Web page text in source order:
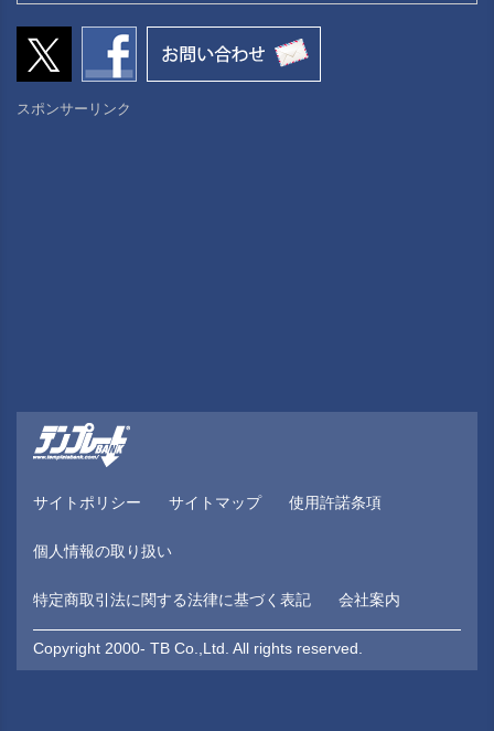
スポンサーリンク
サイトポリシー サイトマップ 使用許諾条項
個人情報の取り扱い
特定商取引法に関する法律に基づく表記 会社案内
Copyright 2000- TB Co.,Ltd. All rights reserved.